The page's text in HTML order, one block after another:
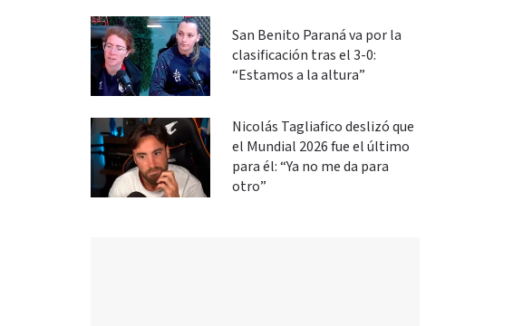
San Benito Paraná va por la
clasificación tras el 3-0:
“Estamos a la altura”
Nicolás Tagliafico deslizó que
el Mundial 2026 fue el último
para él: “Ya no me da para
otro”